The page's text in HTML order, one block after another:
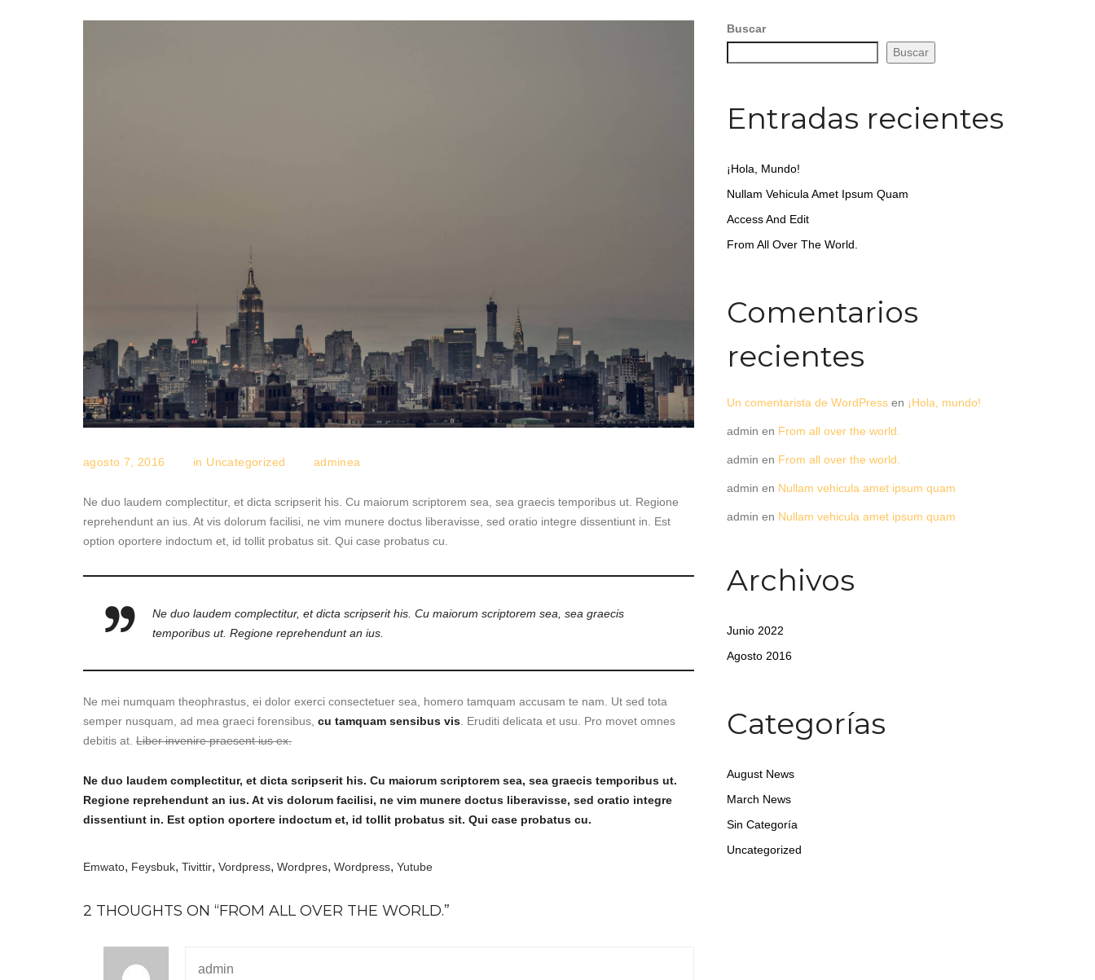
agosto 7, 2016 in Uncategorized adminea
Ne duo laudem complectitur, et dicta scripserit his. Cu maiorum scriptorem sea, sea graecis temporibus ut. Regione
reprehendunt an ius. At vis dolorum facilisi, ne vim munere doctus liberavisse, sed oratio integre dissentiunt in. Est
option oportere indoctum et, id tollit probatus sit. Qui case probatus cu.
Ne duo laudem complectitur, et dicta scripserit his. Cu maiorum scriptorem sea, sea graecis
temporibus ut. Regione reprehendunt an ius.
Ne mei numquam theophrastus, ei dolor exerci consectetuer sea, homero tamquam accusam te nam. Ut sed tota
semper nusquam, ad mea graeci forensibus, cu tamquam sensibus vis . Eruditi delicata et usu. Pro movet omnes
debitis at. Liber invenire praesent ius ex.
Ne duo laudem complectitur, et dicta scripserit his. Cu maiorum scriptorem sea, sea graecis temporibus ut.
Regione reprehendunt an ius. At vis dolorum facilisi, ne vim munere doctus liberavisse, sed oratio integre
dissentiunt in. Est option oportere indoctum et, id tollit probatus sit. Qui case probatus cu.
Emwato, Feysbuk, Tivittir, Vordpress, Wordpres, Wordpress, Yutube
2 THOUGHTS ON “FROM ALL OVER THE WORLD.”
admin
Buscar
Buscar
Entradas recientes
¡Hola, Mundo!
Nullam Vehicula Amet Ipsum Quam
Access And Edit
From All Over The World.
Comentarios
recientes
Un comentarista de WordPress en ¡Hola, mundo!
admin en From all over the world.
admin en From all over the world.
admin en Nullam vehicula amet ipsum quam
admin en Nullam vehicula amet ipsum quam
Archivos
Junio 2022
Agosto 2016
Categorías
August News
March News
Sin Categoría
Uncategorized